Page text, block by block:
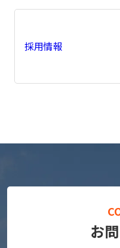
採用情報
お